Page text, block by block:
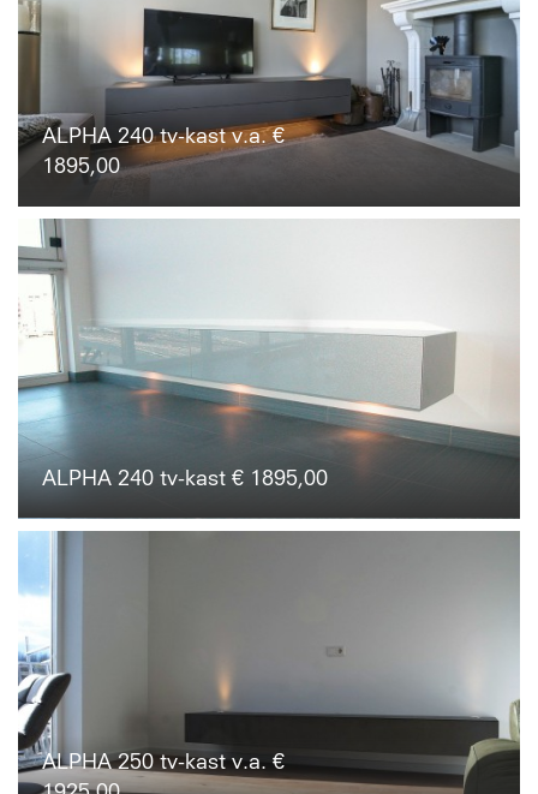
ALPHA 240 tv-kast v.a. €
1895,00
ALPHA 240 tv-kast € 1895,00
ALPHA 250 tv-kast v.a. €